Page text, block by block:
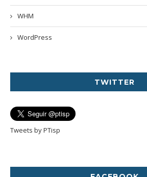
WHM
WordPress
TWITTER
Tweets by PTisp